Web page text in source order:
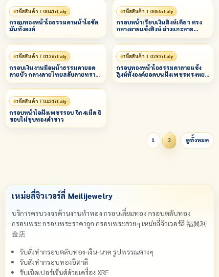
รหัสสินค้า T0041italy
กรอบทองหน้าโอธรรมดาหน้าโอขัด
มันทั้งองค์
รหัสสินค้า T0055italy
กรอบหน้าเรียบเงินสิงห์เดี่ยว ตรง
กลางลายแข้งสิงห์ ล่างแกะลาย
พญานาค (คัดลอก)
รหัสสินค้า T0126italy
กรอบเงินงานมือหน้าธรรมดายอด
ลายบัว กลางลายไทยสลับลายทราย
ล่างลายพญานาค
รหัสสินค้า T0292italy
กรอบทองหน้าโอธรรมดาลายแข้ง
สิงห์ทั้งองค์ยอดบนฝังเพชรทรงหยด
น้ำ 1 เม็ด
รหัสสินค้า T0421italy
กรอบหน้าโอฝังเพชรรอบ จิก4เม็ด ยิ
ขอบไม่ชุบทองคำขาว
1 2 ดูทั้งหมด
เหม่ยลี่จิวเวอร์ลี่ Meilijewelry
บริการครบวงจรด้านงานทำทอง กรอบเลี่ยมทอง กรอบตลับทอง
กรอบพระ กรอบพระราคาถูก กรอบพระสวยๆ เหม่ยลี่จิวเวอร์ลี่ 福興利
金店
รับสั่งทำกรอบตลับทอง-เงิน-นาค รูปพรรณต่างๆ
รับสั่งทำกรอบทองอิตาลี
รับเช็ดเปอร์เซ็นต์ด้วยเครื่อง XRF